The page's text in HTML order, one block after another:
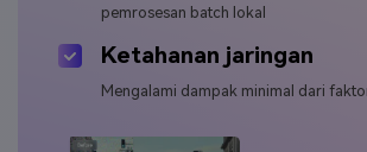
pemrosesan batch lokal
Ketahanan jaringan
Mengalami dampak minimal dari